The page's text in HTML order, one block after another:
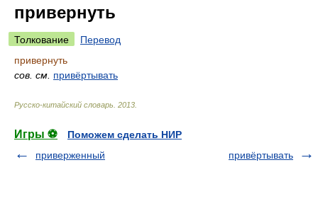
привернуть
Толкование
Перевод
привернуть
сов. см. привёртывать
Русско-китайский словарь 2013
Игры ⚽
Поможем сделать НИР
приверженный
привёртывать